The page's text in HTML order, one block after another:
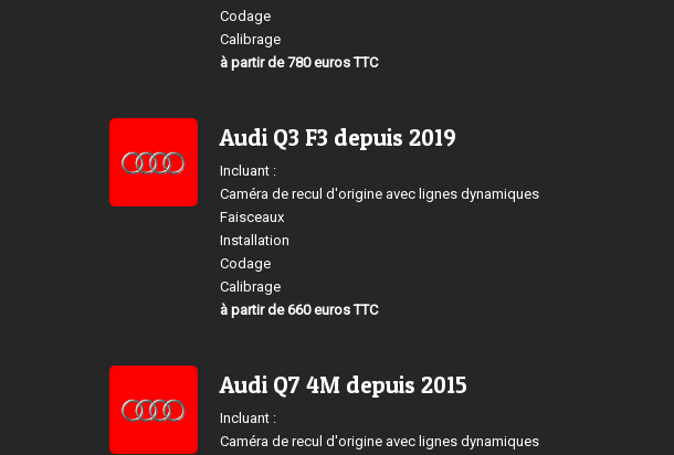
Codage
Calibrage
à partir de 780 euros TTC
Audi Q3 F3 depuis 2019
Incluant :
Caméra de recul d'origine avec lignes dynamiques
Faisceaux
Installation
Codage
Calibrage
à partir de 660 euros TTC
Audi Q7 4M depuis 2015
Incluant :
Caméra de recul d'origine avec lignes dynamiques